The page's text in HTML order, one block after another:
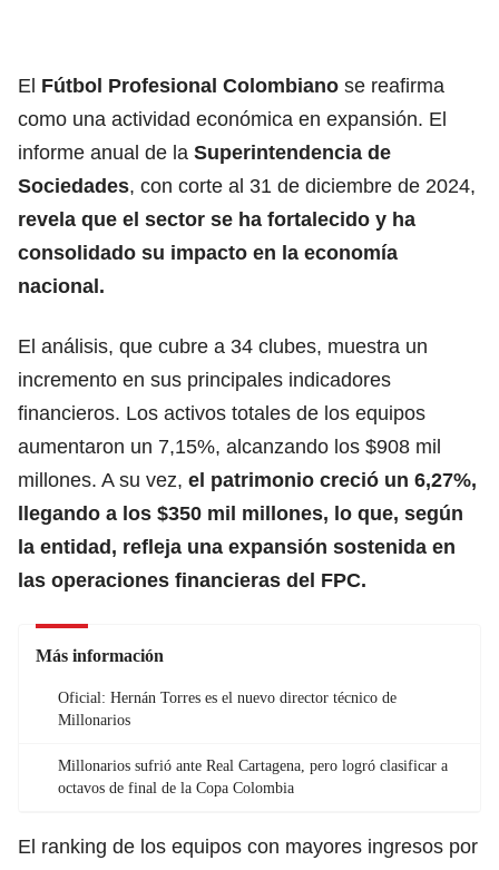
El Fútbol Profesional Colombiano se reafirma
como una actividad económica en expansión. El
informe anual de la Superintendencia de
Sociedades, con corte al 31 de diciembre de 2024,
revela que el sector se ha fortalecido y ha
consolidado su impacto en la economía
nacional.
El análisis, que cubre a 34 clubes, muestra un
incremento en sus principales indicadores
financieros. Los activos totales de los equipos
aumentaron un 7,15%, alcanzando los $908 mil
millones. A su vez, el patrimonio creció un 6,27%,
llegando a los $350 mil millones, lo que, según
la entidad, refleja una expansión sostenida en
las operaciones financieras del FPC.
Más información
Oficial: Hernán Torres es el nuevo director técnico de
Millonarios
Millonarios sufrió ante Real Cartagena, pero logró clasificar a
octavos de final de la Copa Colombia
El ranking de los equipos con mayores ingresos por